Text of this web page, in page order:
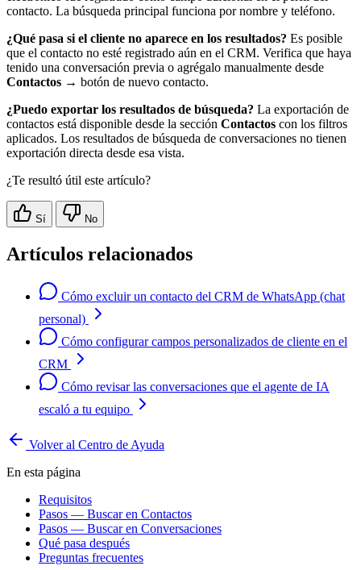
contacto. La búsqueda principal funciona por nombre y teléfono.
¿Qué pasa si el cliente no aparece en los resultados? Es posible
que el contacto no esté registrado aún en el CRM. Verifica que haya
tenido una conversación previa o agrégalo manualmente desde
Contactos → botón de nuevo contacto.
¿Puedo exportar los resultados de búsqueda? La exportación de
contactos está disponible desde la sección Contactos con los filtros
aplicados. Los resultados de búsqueda de conversaciones no tienen
exportación directa desde esa vista.
¿Te resultó útil este artículo?
Sí No
Artículos relacionados
Cómo excluir un contacto del CRM de WhatsApp (chat
personal)
Cómo configurar campos personalizados de cliente en el
CRM
Cómo revisar las conversaciones que el agente de IA
escaló a tu equipo
Volver al Centro de Ayuda
En esta página
Requisitos
Pasos — Buscar en Contactos
Pasos — Buscar en Conversaciones
Qué pasa después
Preguntas frecuentes